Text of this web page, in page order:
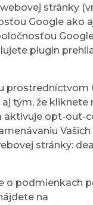
stránky
Google ako
plugin
prostredníctvom
tým, že kliknete
aktivuje opt-out-
stránky:
o podmienkach
na